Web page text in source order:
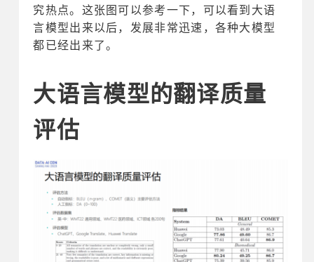
究热点。这张图可以参考一下，可以看到大语
言模型出来以后，发展非常迅速，各种大模型
都已经出来了。
大语言模型的翻译质量
评估